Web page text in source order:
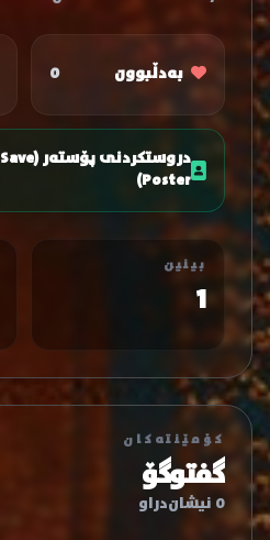
بەدڵبوون 0
دروستکردنی پۆستەر (Save
Poster)
بینین
1
کۆمێنتەکان
گفتوگۆ
0 نیشان‌دراو